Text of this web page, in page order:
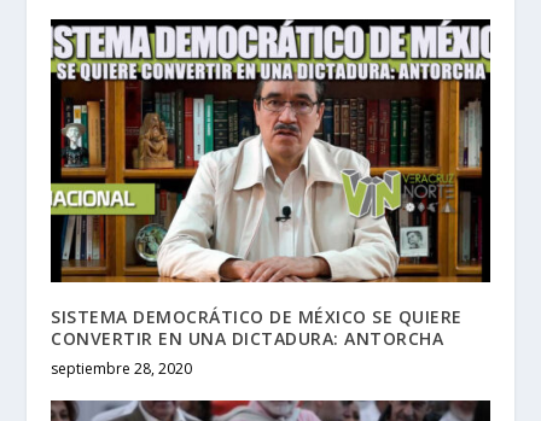
SISTEMA DEMOCRÁTICO DE MÉXICO SE QUIERE
CONVERTIR EN UNA DICTADURA: ANTORCHA
septiembre 28, 2020